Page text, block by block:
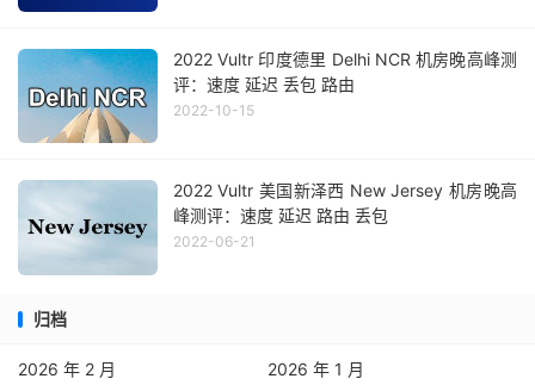
2022 Vultr 印度德里 Delhi NCR 机房晚高峰测
评：速度 延迟 丢包 路由
2022-10-15
2022 Vultr 美国新泽西 New Jersey 机房晚高
峰测评：速度 延迟 路由 丢包
2022-06-21
归档
2026 年 2 月
2026 年 1 月